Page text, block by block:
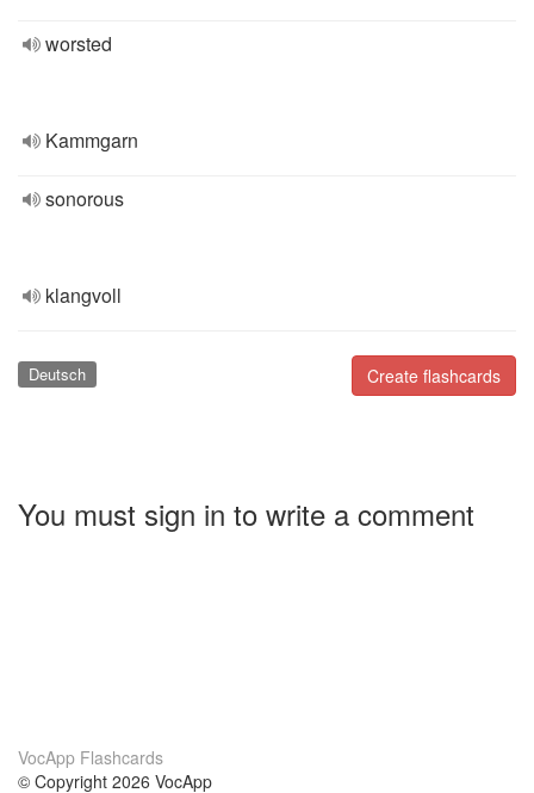
worsted
Kammgarn
sonorous
klangvoll
Create flashcards
Deutsch
You must sign in to write a comment
VocApp Flashcards
© Copyright 2026 VocApp